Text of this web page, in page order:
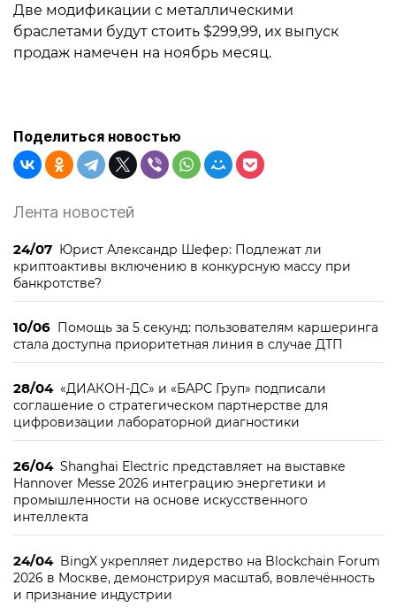
Две модификации с металлическими
браслетами будут стоить $299,99, их выпуск
продаж намечен на ноябрь месяц.
Поделиться новостью
Лента новостей
24/07 Юрист Александр Шефер: Подлежат ли
криптоактивы включению в конкурсную массу при
банкротстве?
10/06 Помощь за 5 секунд: пользователям каршеринга
стала доступна приоритетная линия в случае ДТП
28/04 «ДИАКОН-ДС» и «БАРС Груп» подписали
соглашение о стратегическом партнерстве для
цифровизации лабораторной диагностики
26/04 Shanghai Electric представляет на выставке
Hannover Messe 2026 интеграцию энергетики и
промышленности на основе искусственного
интеллекта
24/04 BingX укрепляет лидерство на Blockchain Forum
2026 в Москве, демонстрируя масштаб, вовлечённость
и признание индустрии